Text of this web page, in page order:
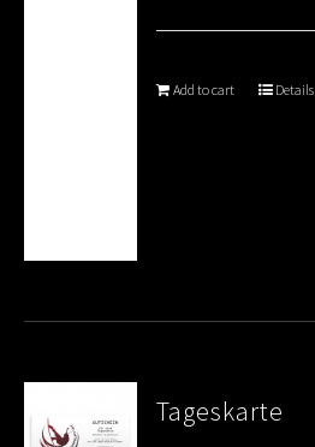
Add to cart Details
Tageskarte